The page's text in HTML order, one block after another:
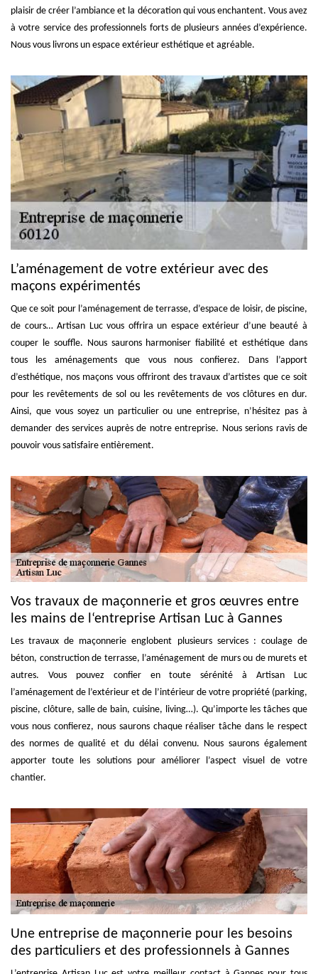
plaisir de créer l’ambiance et la décoration qui vous enchantent. Vous avez
à votre service des professionnels forts de plusieurs années d’expérience.
Nous vous livrons un espace extérieur esthétique et agréable.
L’aménagement de votre extérieur avec des
maçons expérimentés
Que ce soit pour l’aménagement de terrasse, d’espace de loisir, de piscine,
de cours… Artisan Luc vous offrira un espace extérieur d’une beauté à
couper le souffle. Nous saurons harmoniser fiabilité et esthétique dans
tous les aménagements que vous nous confierez. Dans l’apport
d’esthétique, nos maçons vous offriront des travaux d’artistes que ce soit
pour les revêtements de sol ou les revêtements de vos clôtures en dur.
Ainsi, que vous soyez un particulier ou une entreprise, n’hésitez pas à
demander des services auprès de notre entreprise. Nous serions ravis de
pouvoir vous satisfaire entièrement.
Vos travaux de maçonnerie et gros œuvres entre
les mains de l‘entreprise Artisan Luc à Gannes
Les travaux de maçonnerie englobent plusieurs services : coulage de
béton, construction de terrasse, l’aménagement de murs ou de murets et
autres. Vous pouvez confier en toute sérénité à Artisan Luc
l’aménagement de l’extérieur et de l’intérieur de votre propriété (parking,
piscine, clôture, salle de bain, cuisine, living…). Qu’importe les tâches que
vous nous confierez, nous saurons chaque réaliser tâche dans le respect
des normes de qualité et du délai convenu. Nous saurons également
apporter toute les solutions pour améliorer l’aspect visuel de votre
chantier.
Une entreprise de maçonnerie pour les besoins
des particuliers et des professionnels à Gannes